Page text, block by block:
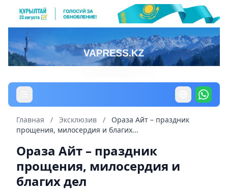
Главная / Эксклюзив /
Ораза Айт – праздник
прощения, милосердия и благих...
Ораза Айт – праздник
прощения, милосердия и
благих дел